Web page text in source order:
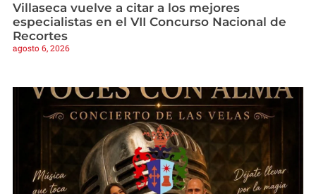
Villaseca vuelve a citar a los mejores
especialistas en el VII Concurso Nacional de
Recortes
agosto 6, 2026